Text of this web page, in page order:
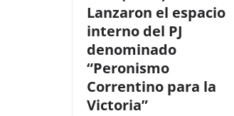
Lanzaron el espacio
interno del PJ
denominado
“Peronismo
Correntino para la
Victoria”